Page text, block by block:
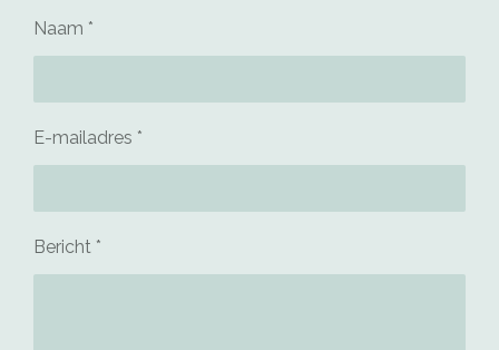
Naam *
E-mailadres *
Bericht *